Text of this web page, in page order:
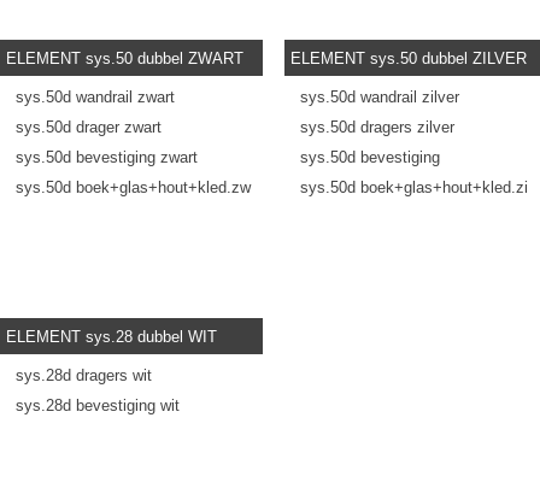
ELEMENT sys.50 dubbel ZWART
sys.50d wandrail zwart
sys.50d drager zwart
sys.50d bevestiging zwart
sys.50d boek+glas+hout+kled.zw
ELEMENT sys.50 dubbel ZILVER
sys.50d wandrail zilver
sys.50d dragers zilver
sys.50d bevestiging
sys.50d boek+glas+hout+kled.zi
ELEMENT sys.28 dubbel WIT
sys.28d dragers wit
sys.28d bevestiging wit